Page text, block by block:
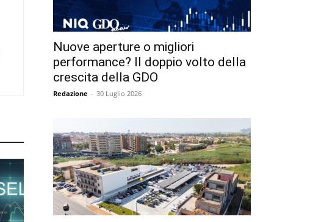
Nuove aperture o migliori
performance? Il doppio volto della
crescita della GDO
Redazione - 30 Luglio 2026